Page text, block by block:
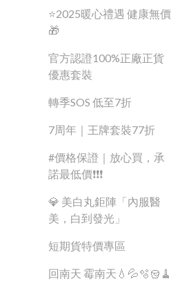
⭐2025暖心禮遇 健康無價
🎁
官方認證100%正廠正貨
優惠套裝
轉季SOS 低至7折
7周年｜王牌套裝77折
#價格保證｜放心買，承
諾最低價❗❗❗
💎 美白丸鉅陣「內服醫
美，白到發光」
短期貨特價專區
回南天 霉南天💧💦🫧🪣🧹